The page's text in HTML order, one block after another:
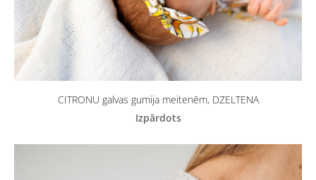
CITRONU galvas gumija meitenēm, DZELTENA
Izpārdots